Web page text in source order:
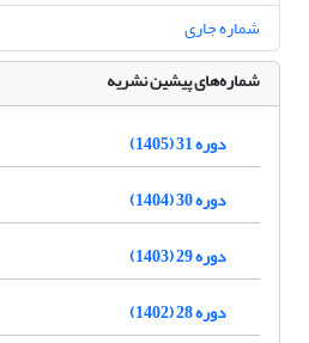
شماره جاری
شماره‌های پیشین نشریه
دوره 31 (1405)
دوره 30 (1404)
دوره 29 (1403)
دوره 28 (1402)